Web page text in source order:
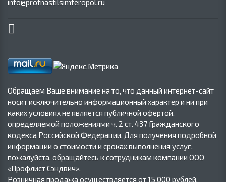
info@profnastilsimferopol.ru
Обращаем Ваше внимание на то, что данный интернет-сайт
носит исключительно информационный характер и ни при
каких условиях не является публичной офертой,
определяемой положениями ч. 2 ст. 437 Гражданского
кодекса Российской Федерации. Для получения подробной
информации о стоимости и сроках выполнения услуг,
пожалуйста, обращайтесь к сотрудникам компании ООО
«Профлист Сэндвич».
Розничная продажа осуществляется от 15 000 рублей.